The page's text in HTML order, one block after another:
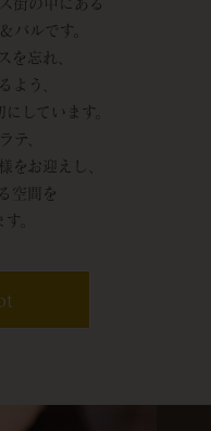
バルです。
を忘れ、
よう、
しています。
テ、
をお迎えし、
空間を
。